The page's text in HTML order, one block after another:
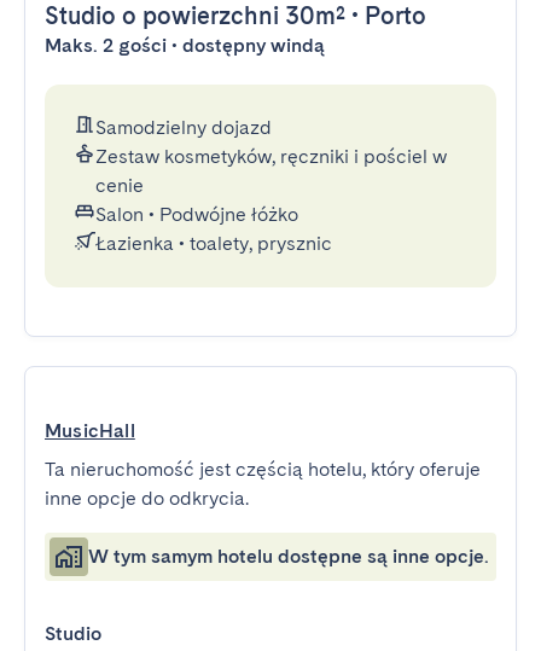
Studio o powierzchni 30m² • Porto
Maks. 2 gości • dostępny windą
Samodzielny dojazd
Zestaw kosmetyków, ręczniki i pościel w
cenie
Salon • Podwójne łóżko
Łazienka • toalety, prysznic
MusicHall
Ta nieruchomość jest częścią hotelu, który oferuje
inne opcje do odkrycia.
W tym samym hotelu dostępne są inne opcje.
Studio